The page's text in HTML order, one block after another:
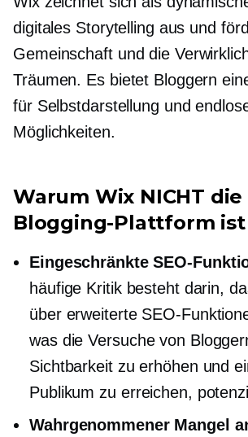
digitales Storytelling aus und
Gemeinschaft und die
Träumen. Es bietet Bloggern
für Selbstdarstellung und
Möglichkeiten.
Warum Wix NICHT
Blogging-Plattform ist
Eingeschränkte SEO-
häufige Kritik besteht darin,
über erweiterte SEO-
was die Versuche von
Sichtbarkeit zu erhöhen und
Publikum zu erreichen,
Wahrgenommener Mangel